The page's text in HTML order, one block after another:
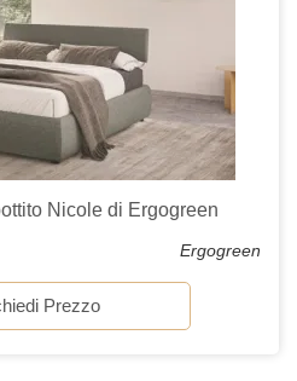
Nicole di Ergogreen
Ergogreen
Prezzo